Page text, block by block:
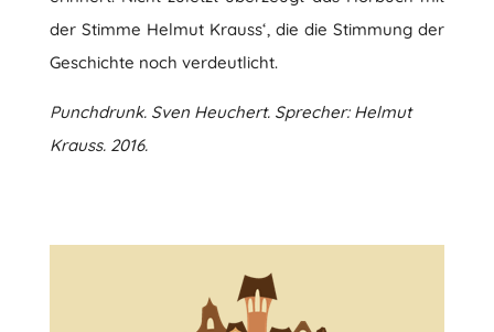
der Stimme Helmut Krauss‘, die die Stimmung der
Geschichte noch verdeutlicht.
Punchdrunk. Sven Heuchert. Sprecher: Helmut
Krauss. 2016.